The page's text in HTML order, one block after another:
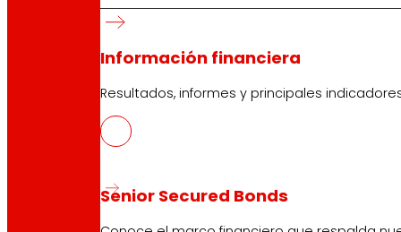
Información financiera
Resultados, informes y principales
Senior Secured Bonds